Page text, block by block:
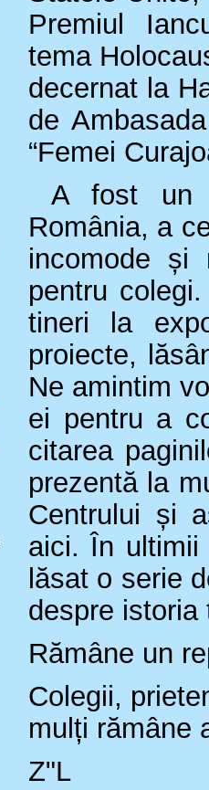
Premiul
tema
decernat la
de
“Femei
A fost un
România, a
incomode
pentru
tineri la
proiecte,
Ne amintim
ei pentru a
citarea
prezentă la
Centrului și
aici. În ultimii
lăsat o serie
despre istoria
Rămâne un
Colegii,
mulți rămâne
Z"L